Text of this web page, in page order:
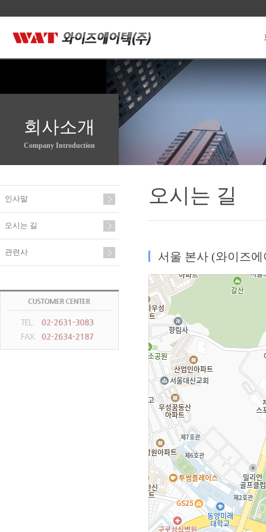
회사소개
Company Introduction
인사말
오시는 길
관련사
오시는 길
서울 본사 (와이즈